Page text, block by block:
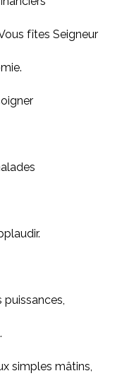
fîtes Seigneur
simples mâtins,